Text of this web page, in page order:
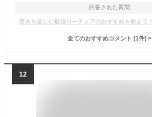
回答された質問
焚火を楽しむ最強ローチェアのおすすめを教えて！
全てのおすすめコメント (1件) >
12